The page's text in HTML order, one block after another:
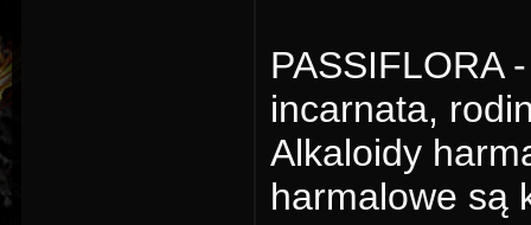
PASSIFLORA
incarnata,
Alkaloidy
harmalowe są